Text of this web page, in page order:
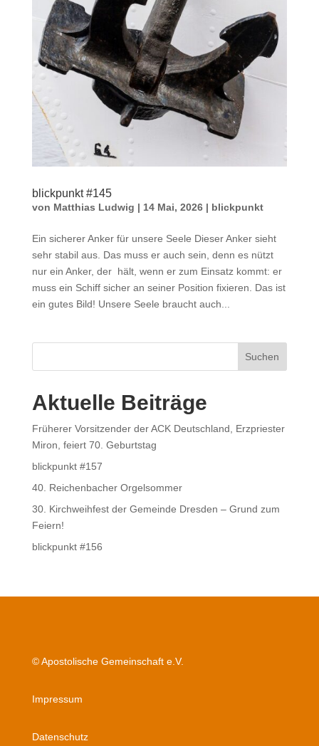
blickpunkt #145
von Matthias Ludwig | 14 Mai, 2026| blickpunkt
Ein sicherer Anker für unsere Seele Dieser Anker sieht
sehr stabil aus. Das muss er auch sein, denn es nützt
nur ein Anker, der hält, wenn er zum Einsatz kommt: er
muss ein Schiff sicher an seiner Position fixieren. Das ist
ein gutes Bild! Unsere Seele braucht auch...
Suchen
Aktuelle Beiträge
Früherer Vorsitzender der ACK Deutschland, Erzpriester
Miron, feiert 70. Geburtstag
blickpunkt #157
40. Reichenbacher Orgelsommer
30. Kirchweihfest der Gemeinde Dresden – Grund zum
Feiern!
blickpunkt #156
© Apostolische Gemeinschaft e.V.
Impressum
Datenschutz